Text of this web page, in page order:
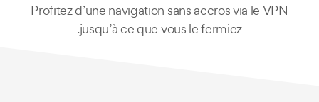
Profitez d’une navigation sans accros via le VPN
jusqu’à ce que vous le fermiez.